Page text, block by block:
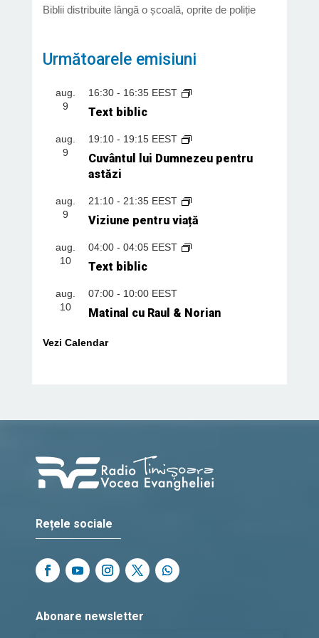
Biblii distribuite lângă o școală, oprite de poliție
Următoarele emisiuni
aug.
9
16:30- 16:35 EEST
Text biblic
aug.
9
19:10- 19:15 EEST
Cuvântul lui Dumnezeu pentru
astăzi
aug.
9
21:10- 21:35 EEST
Viziune pentru viață
aug.
10
04:00- 04:05 EEST
Text biblic
aug.
10
07:00- 10:00 EEST
Matinal cu Raul & Norian
Vezi Calendar
Rețele sociale
Abonare newsletter